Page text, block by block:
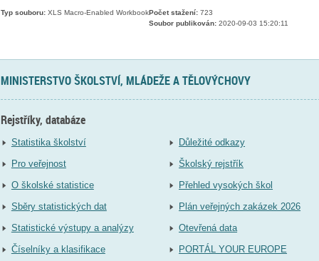
Typ souboru:XLS Macro-Enabled WorkbookPočet stažení:723
Soubor publikován:2020-09-03 15:20:11
MINISTERSTVO ŠKOLSTVÍ, MLÁDEŽE A TĚLOVÝCHOVY
Rejstříky, databáze
Statistika školství
Pro veřejnost
O školské statistice
Sběry statistických dat
Statistické výstupy a analýzy
Číselníky a klasifikace
Důležité odkazy
Školský rejstřík
Přehled vysokých škol
Plán veřejných zakázek 2026
Otevřená data
PORTÁL YOUR EUROPE